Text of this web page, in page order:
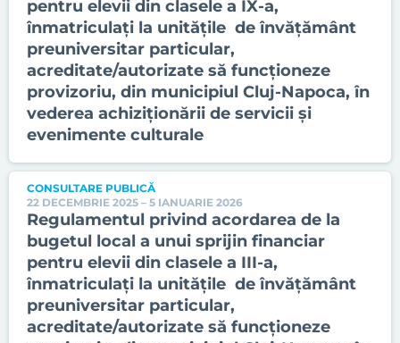
pentru elevii din clasele a IX-a,
înmatriculați la unitățile de învățământ
preuniversitar particular,
acreditate/autorizate să funcționeze
provizoriu, din municipiul Cluj-Napoca, în
vederea achiziționării de servicii și
evenimente culturale
CONSULTARE PUBLICĂ
22 DECEMBRIE 2025 – 5 IANUARIE 2026
Regulamentul privind acordarea de la
bugetul local a unui sprijin financiar
pentru elevii din clasele a III-a,
înmatriculați la unitățile de învățământ
preuniversitar particular,
acreditate/autorizate să funcționeze